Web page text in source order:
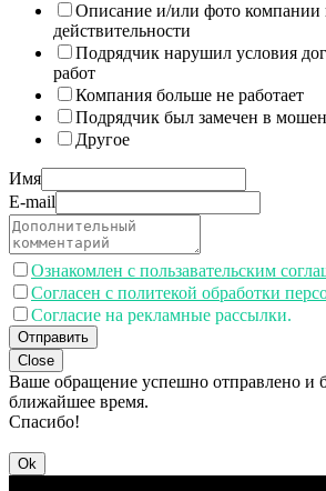
Описание и/или фото компании
действительности
Подрядчик нарушил условия
работ
Компания больше не работает
Подрядчик был замечен в
Другое
Имя
E-mail
Ознакомлен с пользавательским
Согласен с политекой обработки
Согласие на рекламные рассылки.
Отправить
Close
Ваше обращение успешно отправлено и
ближайшее время.
Спасибо!
Ok